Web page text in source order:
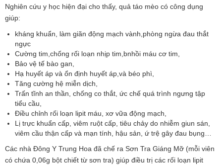
Nghiên cứu y học hiện đại cho thấy, quả táo mèo có công dụng
giúp:
kháng khuẩn, làm giãn động mạch vành,phòng ngừa đau thắt
ngực
Cường tim,chống rối loạn nhịp tim,bnhồi máu cơ tim,
Bảo vệ tế bào gan,
Hạ huyết áp và ổn định huyết áp,và béo phì,
Tăng cường hệ miễn dịch,
Trấn tĩnh an thần, chống co thắt, ức chế quá trình ngưng tập
tiểu cầu,
Điều chỉnh rối loạn lipit máu, xơ vữa động mạch,
Lị trực khuẩn cấp, viêm ruột cấp, tiêu chảy do nhiễm giun sán,
viêm cầu thận cấp và mạn tính, hậu sản, ứ trệ gây đau bụng…
Các nhà Đông Y Trung Hoa đã chế ra Sơn Tra Giáng Mỡ (mỗi viên
có chứa 0,06g bột chiết từ sơn tra) giúp điều trị các rối loạn lipit